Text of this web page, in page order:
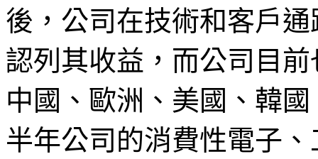
後，公司在技術和客戶
認列其收益，而公司目
中國、歐洲、美國、韓
半年公司的消費性電子